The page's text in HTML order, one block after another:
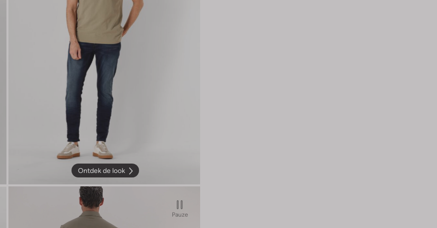
Ontdek de look
Pauze